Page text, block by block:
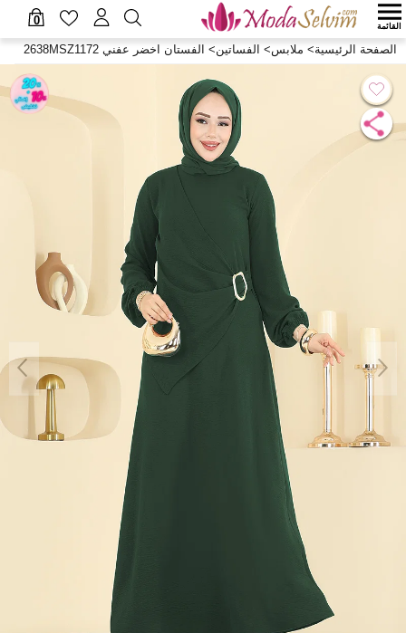
0 القائمة
الصفحة الرئيسية> ملابس> الفساتين> الفستان اخضر عفني 2638MSZ1172